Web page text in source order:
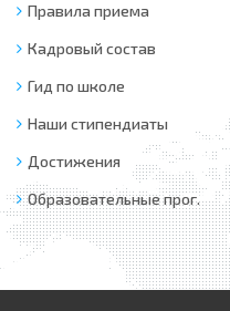
Правила приема
Кадровый состав
Гид по школе
Наши стипендиаты
Достижения
Образовательные прог.